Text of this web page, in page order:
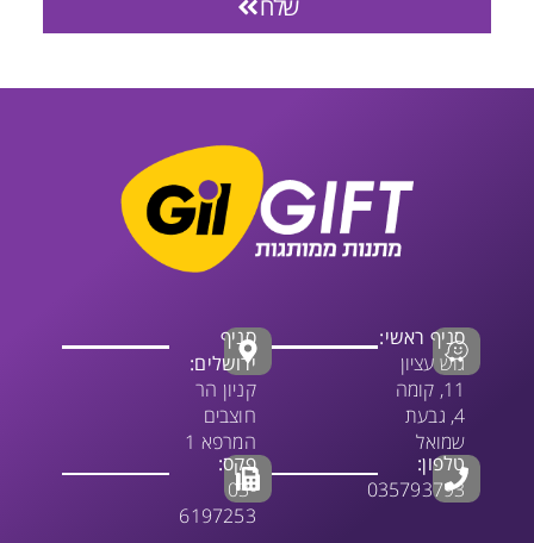
סניף ראשי:
גוש עציון
11, קומה
ירושלים:
טלפון:
035793793
6197253